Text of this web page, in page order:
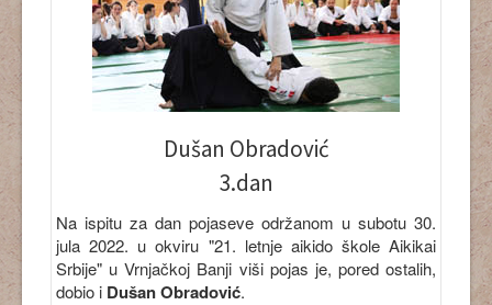
Dušan Obradović
3.dan
Na ispitu za dan pojaseve održanom u subotu 30.
jula 2022. u okviru "21. letnje aikido škole Aikikai
Srbije" u Vrnjačkoj Banji viši pojas je, pored ostalih,
dobio i Dušan Obradović.